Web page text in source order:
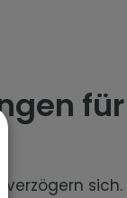
sich.